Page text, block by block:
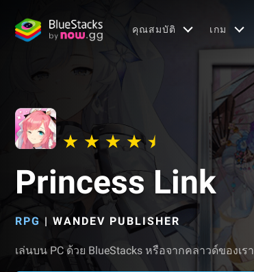
คุณสมบัติ เกม
Princess Link
RPG | WANDEV PUBLISHER
เล่นบน PC ด้วย BlueStacks หรือจากคลาวด์ของเรา